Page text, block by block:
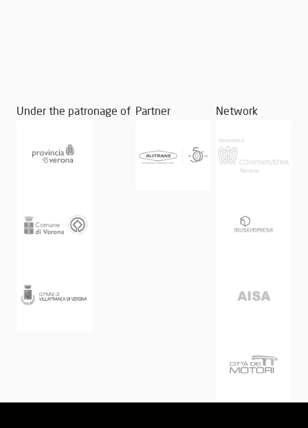
Under the patronage of Partner Network